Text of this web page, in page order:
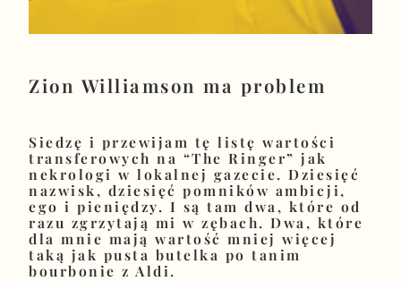
Zion Williamson ma problem
Siedzę i przewijam tę listę wartości
transferowych na “The Ringer” jak
nekrologi w lokalnej gazecie. Dziesięć
nazwisk, dziesięć pomników ambicji,
ego i pieniędzy. I są tam dwa, które od
razu zgrzytają mi w zębach. Dwa, które
dla mnie mają wartość mniej więcej
taką jak pusta butelka po tanim
bourbonie z Aldi.